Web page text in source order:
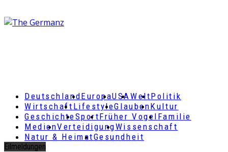
DeutschlandEuropaUSAWeltPolitik
Wirtschaft LifestyleGlaubenKultur
GeschichteSportFrüher Vogel Familie
MedienVerteidigungWissenschaft
Natur & HeimatGesundheit
Eilmeldungen